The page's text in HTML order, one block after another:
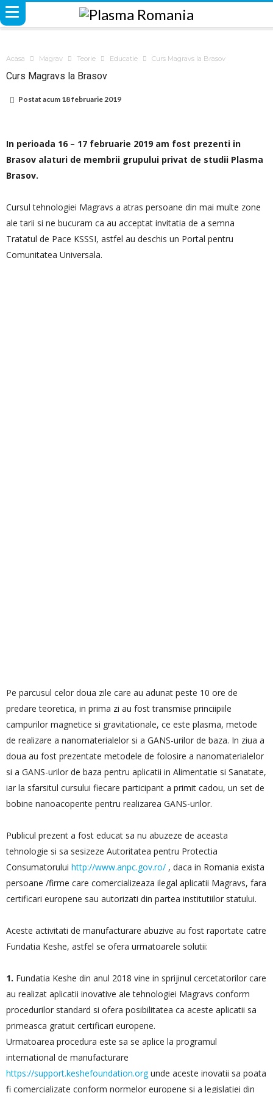
Acasa Magrav Teorie Educatie Curs Magravs la Brasov
Curs Magravs la Brasov
Postat acum 18 februarie 2019
In perioada 16 – 17 februarie 2019 am fost prezenti in
Brasov alaturi de membrii grupului privat de studii Plasma
Brasov.
Cursul tehnologiei Magravs a atras persoane din mai multe zone
ale tarii si ne bucuram ca au acceptat invitatia de a semna
Tratatul de Pace KSSSI, astfel au deschis un Portal pentru
Comunitatea Universala.
Pe parcusul celor doua zile care au adunat peste 10 ore de
predare teoretica, in prima zi au fost transmise princiipiile
campurilor magnetice si gravitationale, ce este plasma, metode
de realizare a nanomaterialelor si a GANS-urilor de baza. In ziua a
doua au fost prezentate metodele de folosire a nanomaterialelor
si a GANS-urilor de baza pentru aplicatii in Alimentatie si Sanatate,
iar la sfarsitul cursului fiecare participant a primit cadou, un set de
bobine nanoacoperite pentru realizarea GANS-urilor.
Publicul prezent a fost educat sa nu abuzeze de aceasta
tehnologie si sa sesizeze Autoritatea pentru Protectia
Consumatorului http://www.anpc.gov.ro/ , daca in Romania exista
persoane /firme care comercializeaza ilegal aplicatii Magravs, fara
certificari europene sau autorizati din partea institutiilor statului.
Aceste activitati de manufacturare abuzive au fost raportate catre
Fundatia Keshe, astfel se ofera urmatoarele solutii:
1. Fundatia Keshe din anul 2018 vine in sprijinul cercetatorilor care
au realizat aplicatii inovative ale tehnologiei Magravs conform
procedurilor standard si ofera posibilitatea ca aceste aplicatii sa
primeasca gratuit certificari europene.
Urmatoarea procedura este sa se aplice la programul
international de manufacturare
https://support.keshefoundation.orgunde aceste inovatii sa poata
fi comercializate conform normelor europene si a legislatiei din